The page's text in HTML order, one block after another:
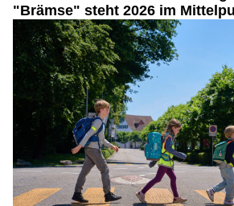
"Brämse" steht 2026 im